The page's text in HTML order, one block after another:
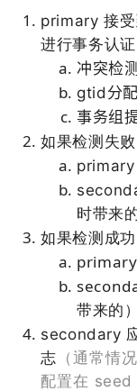
primary 接受
进行事务认
冲突检测
gtid分
事务组
如果检测失败
primary
时带来的
如果检测成功
带来的
secondary
志 （通常情
配置在 seed